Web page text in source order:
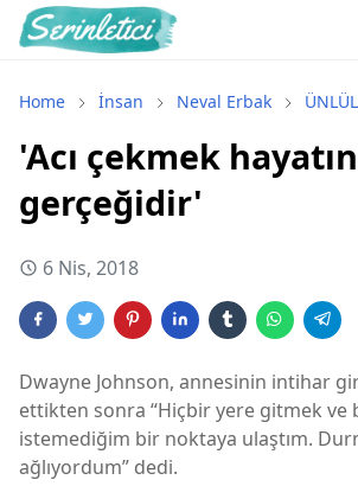
Home İnsan Neval Erbak
'Acı çekmek hayatın
gerçeğidir'
6 Nis, 2018
Dwayne Johnson, annesinin intihar
ettikten sonra “Hiçbir yere gitmek ve
istemediğim bir noktaya ulaştım.
ağlıyordum” dedi.